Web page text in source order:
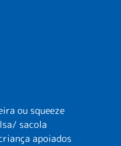
ou squeeze
sacola
apoiados